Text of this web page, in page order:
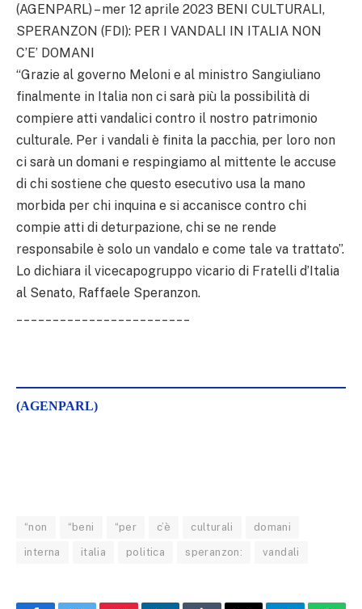
(AGENPARL) – mer 12 aprile 2023 BENI CULTURALI,
SPERANZON (FDI): PER I VANDALI IN ITALIA NON
C’E’ DOMANI
“Grazie al governo Meloni e al ministro Sangiuliano
finalmente in Italia non ci sarà più la possibilità di
compiere atti vandalici contro il nostro patrimonio
culturale. Per i vandali è finita la pacchia, per loro non
ci sarà un domani e respingiamo al mittente le accuse
di chi sostiene che questo esecutivo usa la mano
morbida per chi inquina e si accanisce contro chi
compie atti di deturpazione, chi se ne rende
responsabile è solo un vandalo e come tale va trattato”.
Lo dichiara il vicecapogruppo vicario di Fratelli d’Italia
al Senato, Raffaele Speranzon.
(AGENPARL)
“non “beni “per c’è culturali domani
interna italia politica speranzon: vandali